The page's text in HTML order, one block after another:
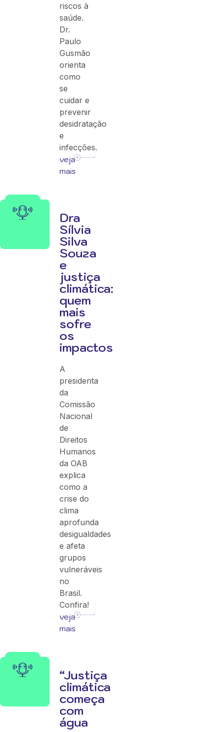
riscos à
saúde.
Dr.
Paulo
Gusmão
orienta
como
se
cuidar e
prevenir
desidratação
e
infecções.
veja
mais
Dra
Sílvia
Silva
Souza
e
justiça
climática:
quem
mais
sofre
os
impactos
A
presidenta
da
Comissão
Nacional
de
Direitos
Humanos
da OAB
explica
como a
crise do
clima
aprofunda
desigualdades
e afeta
grupos
vulneráveis
no
Brasil.
Confira!
veja
mais
“Justiça
climática
começa
com
água